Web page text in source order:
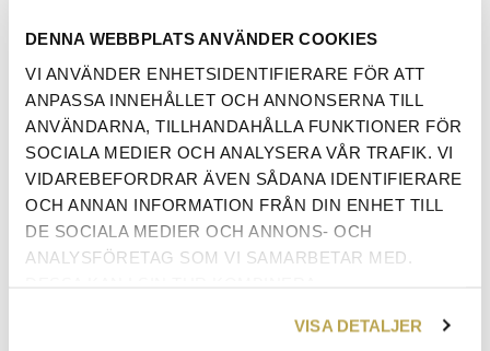
DENNA WEBBPLATS ANVÄNDER COOKIES
VI ANVÄNDER ENHETSIDENTIFIERARE FÖR ATT
ANPASSA INNEHÅLLET OCH ANNONSERNA TILL
ANVÄNDARNA, TILLHANDAHÅLLA FUNKTIONER FÖR
SOCIALA MEDIER OCH ANALYSERA VÅR TRAFIK. VI
VIDAREBEFORDRAR ÄVEN SÅDANA IDENTIFIERARE
OCH ANNAN INFORMATION FRÅN DIN ENHET TILL
DE SOCIALA MEDIER OCH ANNONS- OCH
ANALYSFÖRETAG SOM VI SAMARBETAR MED.
DU HAR TILLHANDAHÅLLIT ELLER SOM DE HAR
VISA DETALJER
ANTAL: LÄGG I VARUKORG